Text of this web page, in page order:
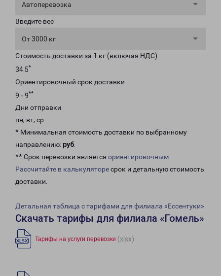
Автоперевозка
Введите вес
От 3000 кг
Стоимость доставки за 1 кг (включая НДС)
34.5*
Ориентировочный срок доставки
9 - 9**
Дни отправки
пн, вт, ср
* Минимальная стоимость доставки по выбранному
направлению: руб.
** Срок перевозки является ориентировочным
Рассчитайте в калькуляторесрок и детальную стоимость
доставки.
Детальная таблица с тарифами для филиала «Ессентуки»
Скачать тарифы для филиала «Гомель»
Тарифы на услуги перевозки (xlsx)